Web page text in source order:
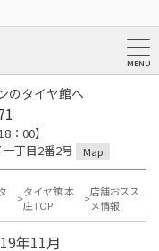
のタイヤ館へ
了18：00】
丁目2番2号
Map
タイヤ館 本
庄TOP
店舗おスス
メ情報
年11月